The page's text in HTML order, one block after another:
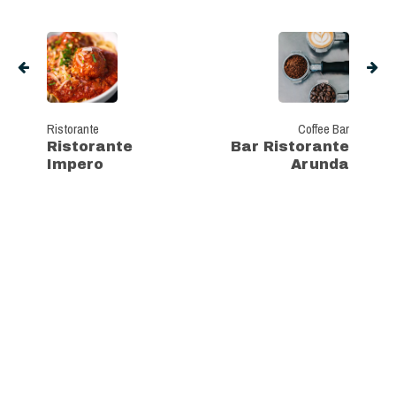
Ristorante
Ristorante
Impero
Coffee Bar
Bar Ristorante
Arunda